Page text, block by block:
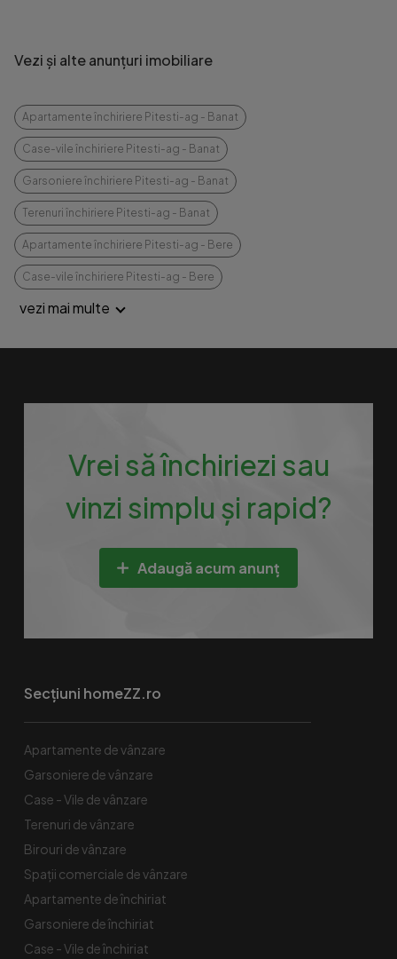
Vezi și alte anunțuri imobiliare
Apartamente închiriere Pitesti-ag - Banat
Case-vile închiriere Pitesti-ag - Banat
Garsoniere închiriere Pitesti-ag - Banat
Terenuri închiriere Pitesti-ag - Banat
Apartamente închiriere Pitesti-ag - Bere
Case-vile închiriere Pitesti-ag - Bere
vezi mai multe
Vrei să închiriezi sau
vinzi simplu și rapid?
Adaugă acum anunț
Secțiuni homeZZ.ro
Apartamente de vânzare
Garsoniere de vânzare
Case - Vile de vânzare
Terenuri de vânzare
Birouri de vânzare
Spaţii comerciale de vânzare
Apartamente de închiriat
Garsoniere de închiriat
Case - Vile de închiriat